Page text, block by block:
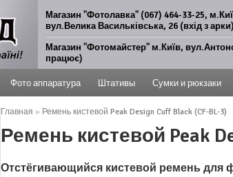
Магазин "Фотолавка" (067) 464-33-25,
вул.Велика Васильківська, 26 (вхід з арки)
Магазин "Фотомайстер" м.Київ,
працює)
Фото аппаратура Штативы Сумки и рюкзаки
Главная » Ремень кистевой Peak Design Cuff Black (CF-BL-3)
Ремень кистевой Peak
Отстёгивающийся кистевой ремень для